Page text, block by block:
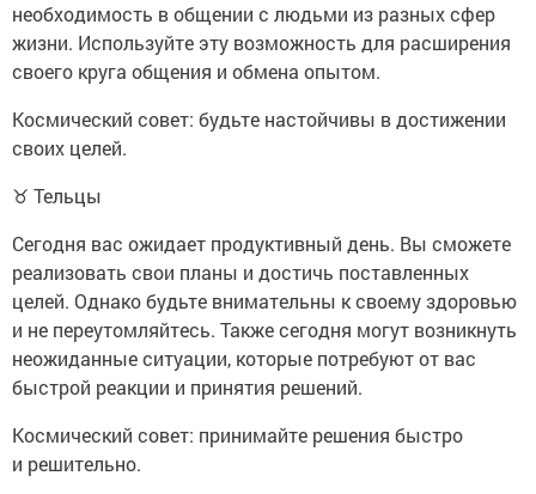
необходимость в общении с людьми из разных сфер
жизни. Используйте эту возможность для расширения
своего круга общения и обмена опытом.
Космический совет: будьте настойчивы в достижении
своих целей.
♉ Тельцы
Сегодня вас ожидает продуктивный день. Вы сможете
реализовать свои планы и достичь поставленных
целей. Однако будьте внимательны к своему здоровью
и не переутомляйтесь. Также сегодня могут возникнуть
неожиданные ситуации, которые потребуют от вас
быстрой реакции и принятия решений.
Космический совет: принимайте решения быстро
и решительно.